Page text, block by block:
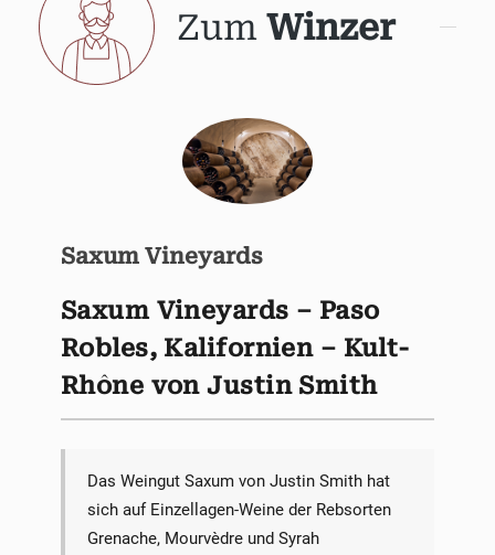
Zum Winzer
Saxum Vineyards
Saxum Vineyards – Paso
Robles, Kalifornien – Kult-
Rhône von Justin Smith
Das Weingut Saxum von Justin Smith hat
sich auf Einzellagen-Weine der Rebsorten
Grenache, Mourvèdre und Syrah